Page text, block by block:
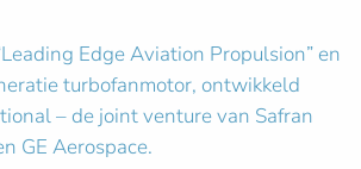
Edge Aviation Propulsion” en
turbofanmotor, ontwikkeld
– de joint venture van Safran
GE Aerospace.